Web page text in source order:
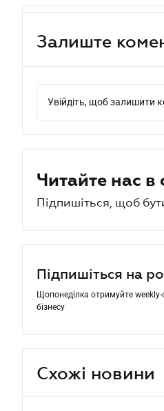
Залиште
Увійдіть, щоб залишити
Читайте нас
Підпишіться, щоб
Підпишіться на
Щопонеділка отримуйте weekly-
бізнесу
Схожі новини